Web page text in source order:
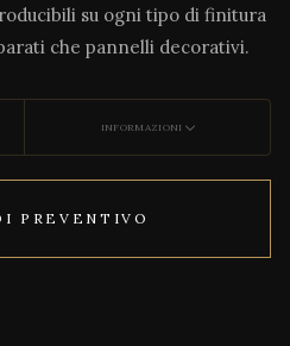
su ogni tipo di finitura
che pannelli decorativi.
INFORMAZIONI
PREVENTIVO